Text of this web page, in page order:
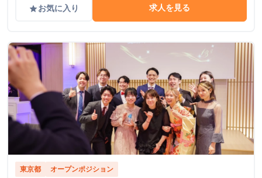
gradeお気に入り 求人を見る
東京都 オープンポジション